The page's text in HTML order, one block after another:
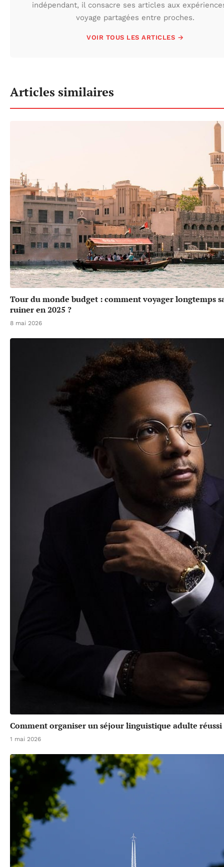
indépendant, il consacre ses articles aux
voyage partagées entre proches.
VOIR TOUS LES ARTICLES →
Articles similaires
Tour du monde budget : comment voyager longtemps
ruiner en 2025 ?
8 mai 2026
Comment organiser un séjour linguistique adulte réussi
1 mai 2026